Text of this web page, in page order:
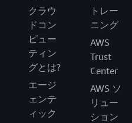
クラウ
ドコン
ピュー
ティン
グとは?
エージ
ェンテ
ィック
トレー
ニング
AWS
Trust
Center
AWS ソ
リュー
ション